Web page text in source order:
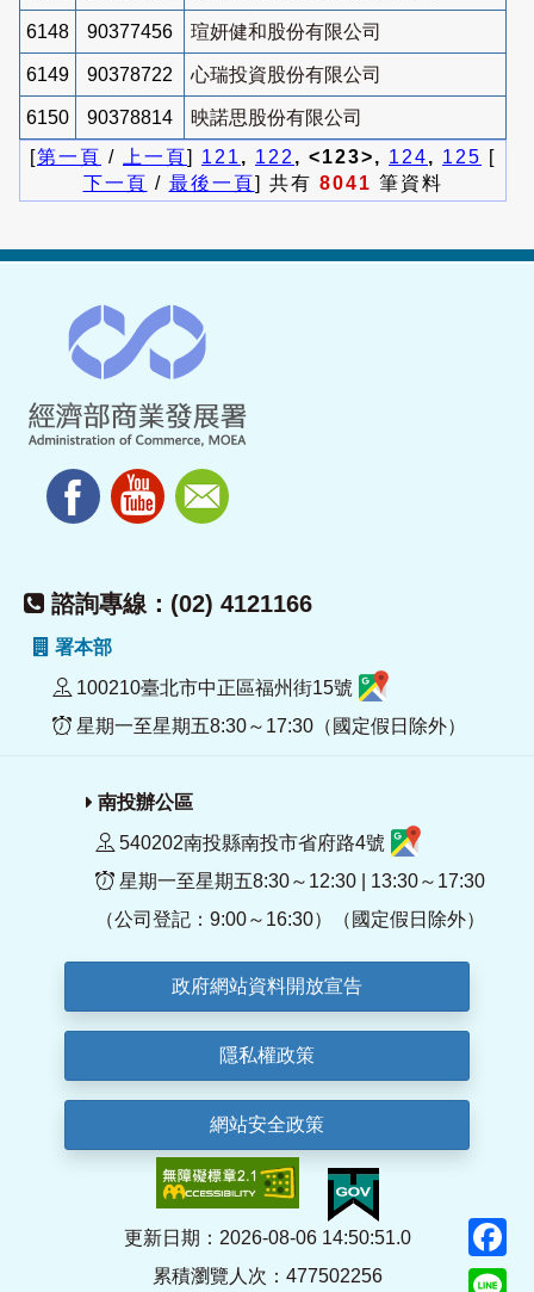
6148 90377456 瑄妍健和股份有限公司
6149 90378722 心瑞投資股份有限公司
6150 90378814
映諾思股份有限公司
[第一頁 / 上一頁] 121 , 122 , <123>, 124, 125 [
下一頁 / 最後一頁] 共有 8041 筆資料
諮詢專線：(02) 4121166
署本部
100210臺北市中正區福州街15號
星期一至星期五8:30～17:30（國定假日除外）
南投辦公區
540202南投縣南投市省府路4號
星期一至星期五8:30～12:30 | 13:30～17:30
（公司登記：9:00～16:30）（國定假日除外）
政府網站資料開放宣告
隱私權政策
網站安全政策
更新日期：2026-08-06 14:50:51.0
累積瀏覽人次：477502256